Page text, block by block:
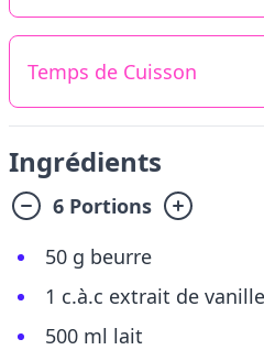
Temps de Cuisson
Ingrédients
6 Portions
50 g beurre
1 c.à.c extrait de vanille
500 ml lait